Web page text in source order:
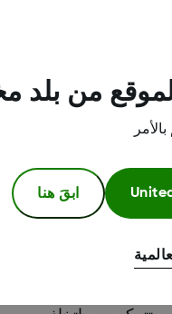
على
الجهاز الذكي
من بلد
ابقَ هنا